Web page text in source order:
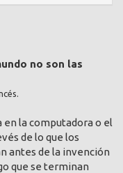
no son las
la computadora o el
de lo que los
antes de la invención
que se terminan